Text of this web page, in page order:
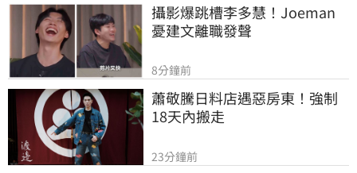
攝影爆跳槽李多慧！Joeman
憂建文離職發聲
8分鐘前
蕭敬騰日料店遇惡房東！強制
18天內搬走
23分鐘前